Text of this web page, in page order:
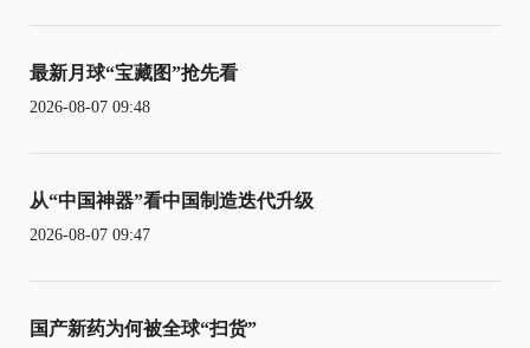
最新月球“宝藏图”抢先看
2026-08-07 09:48
从“中国神器”看中国制造迭代升级
2026-08-07 09:47
国产新药为何被全球“扫货”